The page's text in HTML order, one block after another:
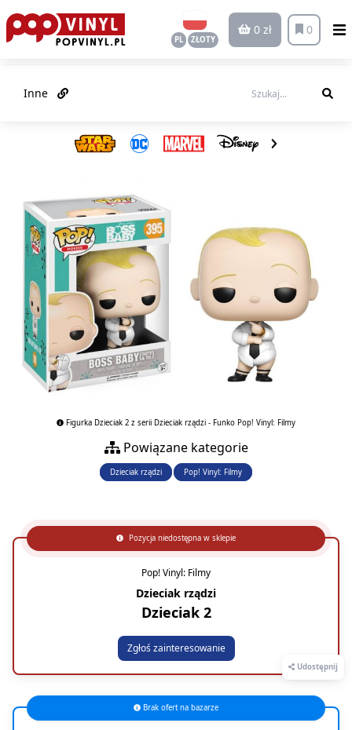
PL ZŁOTY
0 zł 0
Inne
Figurka Dzieciak 2 z serii Dzieciak rządzi - Funko Pop! Vinyl: Filmy
Powiązane kategorie
Dzieciak rządzi Pop! Vinyl: Filmy
Udostępnij
Pozycja niedostępna w sklepie
Pop! Vinyl: Filmy
Dzieciak rządzi
Dzieciak 2
Zgłoś zainteresowanie
Brak ofert na bazarze